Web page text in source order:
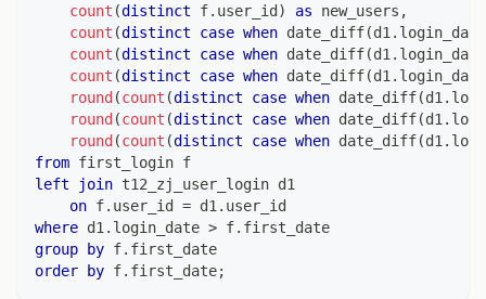
count (distinct f. user_id ) as new_users ,
count (distinct case when date_diff(d1. login_date
count (distinct case when date_diff(d1. login_date
count (distinct case when date_diff(d1. login_date
round (count (distinct case when date_diff(d1.
round (count (distinct case when date_diff(d1.
round (count (distinct case when date_diff(d1.
from first_login f
left
join t12_zj_user_login d1
on f. user_id = d1. user_id
where d1. login_date > f. first_date
group
by f. first_date
order
by f. first_date;